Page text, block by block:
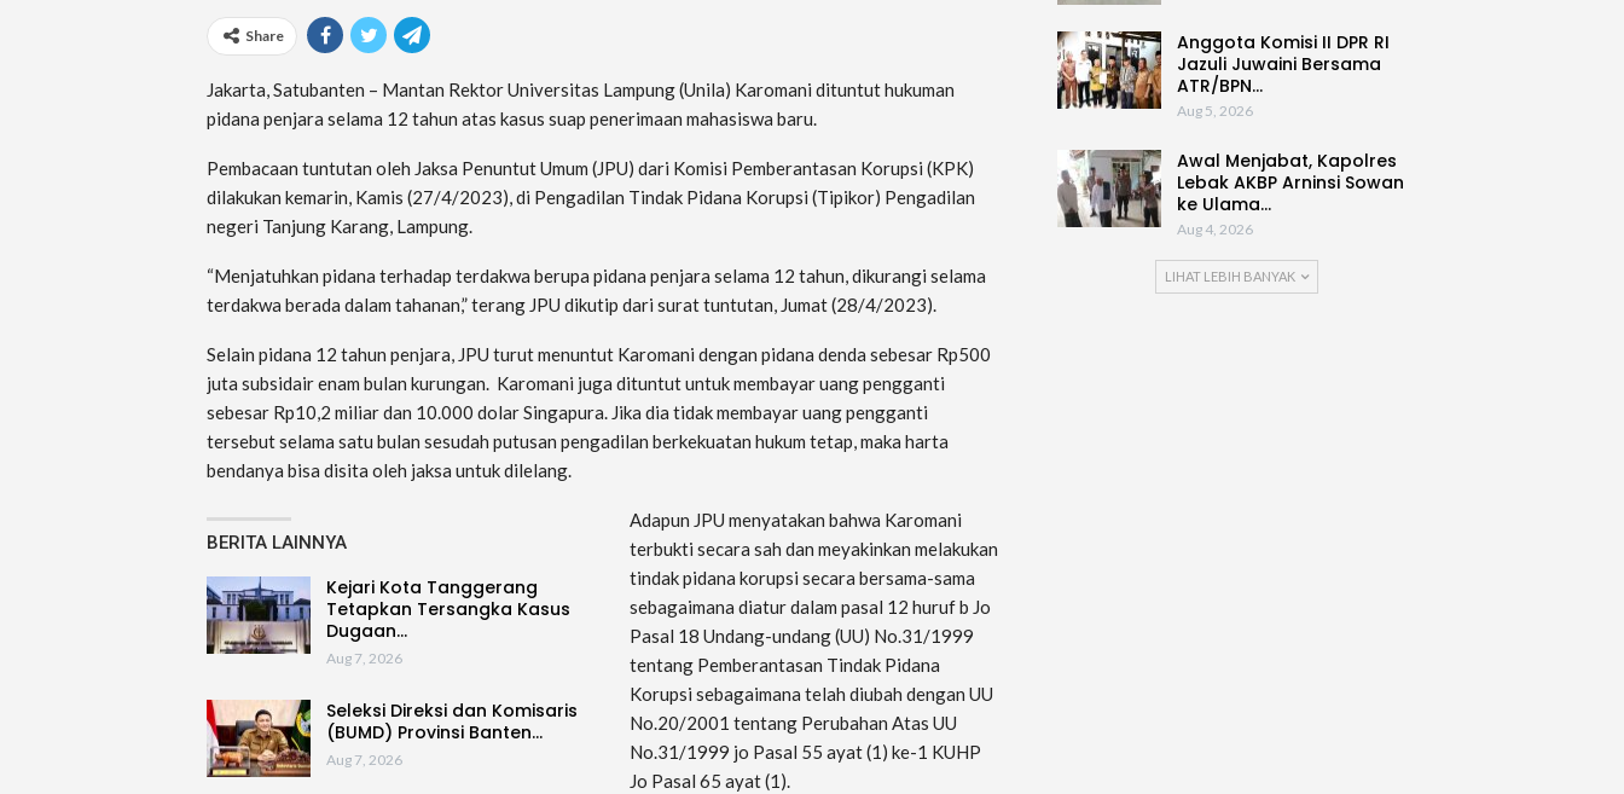
Share
Jakarta, Satubanten – Mantan Rektor Universitas Lampung (Unila) Karomani dituntut hukuman
pidana penjara selama 12 tahun atas kasus suap penerimaan mahasiswa baru.
Pembacaan tuntutan oleh Jaksa Penuntut Umum (JPU) dari Komisi Pemberantasan Korupsi (KPK)
dilakukan kemarin, Kamis (27/4/2023), di Pengadilan Tindak Pidana Korupsi (Tipikor) Pengadilan
negeri Tanjung Karang, Lampung.
“Menjatuhkan pidana terhadap terdakwa berupa pidana penjara selama 12 tahun, dikurangi selama
terdakwa berada dalam tahanan,” terang JPU dikutip dari surat tuntutan, Jumat (28/4/2023).
Selain pidana 12 tahun penjara, JPU turut menuntut Karomani dengan pidana denda sebesar Rp500
juta subsidair enam bulan kurungan. Karomani juga dituntut untuk membayar uang pengganti
sebesar Rp10,2 miliar dan 10.000 dolar Singapura. Jika dia tidak membayar uang pengganti
tersebut selama satu bulan sesudah putusan pengadilan berkekuatan hukum tetap, maka harta
bendanya bisa disita oleh jaksa untuk dilelang.
BERITA LAINNYA
Kejari Kota Tanggerang
Tetapkan Tersangka Kasus
Dugaan…
Aug 7, 2026
Seleksi Direksi dan Komisaris
(BUMD) Provinsi Banten…
Aug 7, 2026
Adapun JPU menyatakan bahwa Karomani
terbukti secara sah dan meyakinkan melakukan
tindak pidana korupsi secara bersama-sama
sebagaimana diatur dalam pasal 12 huruf b Jo
Pasal 18 Undang-undang (UU) No.31/1999
tentang Pemberantasan Tindak Pidana
Korupsi sebagaimana telah diubah dengan UU
No.20/2001 tentang Perubahan Atas UU
No.31/1999 jo Pasal 55 ayat (1) ke-1 KUHP
Jo Pasal 65 ayat (1).
Anggota Komisi II DPR RI
Jazuli Juwaini Bersama
ATR/BPN…
Aug 5, 2026
Awal Menjabat, Kapolres
Lebak AKBP Arninsi Sowan
ke Ulama…
Aug 4, 2026
LIHAT LEBIH BANYAK